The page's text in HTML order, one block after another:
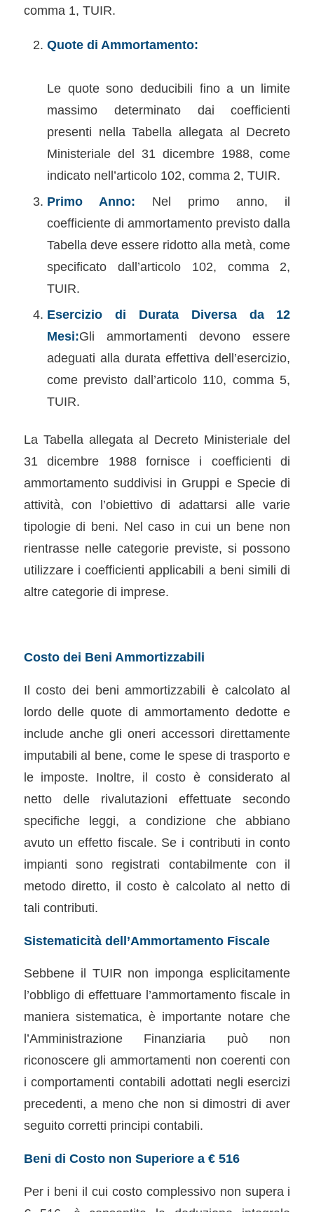
comma 1, TUIR.
Quote di Ammortamento:
Le quote sono deducibili fino a un limite
massimo determinato dai coefficienti
presenti nella Tabella allegata al Decreto
Ministeriale del 31 dicembre 1988, come
indicato nell’articolo 102, comma 2, TUIR.
Primo Anno: Nel primo anno, il
coefficiente di ammortamento previsto dalla
Tabella deve essere ridotto alla metà, come
specificato dall’articolo 102, comma 2,
TUIR.
Esercizio di Durata Diversa da 12
Mesi:Gli ammortamenti devono essere
adeguati alla durata effettiva dell’esercizio,
come previsto dall’articolo 110, comma 5,
TUIR.
La Tabella allegata al Decreto Ministeriale del
31 dicembre 1988 fornisce i coefficienti di
ammortamento suddivisi in Gruppi e Specie di
attività, con l’obiettivo di adattarsi alle varie
tipologie di beni. Nel caso in cui un bene non
rientrasse nelle categorie previste, si possono
utilizzare i coefficienti applicabili a beni simili di
altre categorie di imprese.
Costo dei Beni Ammortizzabili
Il costo dei beni ammortizzabili è calcolato al
lordo delle quote di ammortamento dedotte e
include anche gli oneri accessori direttamente
imputabili al bene, come le spese di trasporto e
le imposte. Inoltre, il costo è considerato al
netto delle rivalutazioni effettuate secondo
specifiche leggi, a condizione che abbiano
avuto un effetto fiscale. Se i contributi in conto
impianti sono registrati contabilmente con il
metodo diretto, il costo è calcolato al netto di
tali contributi.
Sistematicità dell’Ammortamento Fiscale
Sebbene il TUIR non imponga esplicitamente
l’obbligo di effettuare l’ammortamento fiscale in
maniera sistematica, è importante notare che
l’Amministrazione Finanziaria può non
riconoscere gli ammortamenti non coerenti con
i comportamenti contabili adottati negli esercizi
precedenti, a meno che non si dimostri di aver
seguito corretti principi contabili.
Beni di Costo non Superiore a € 516
Per i beni il cui costo complessivo non supera i